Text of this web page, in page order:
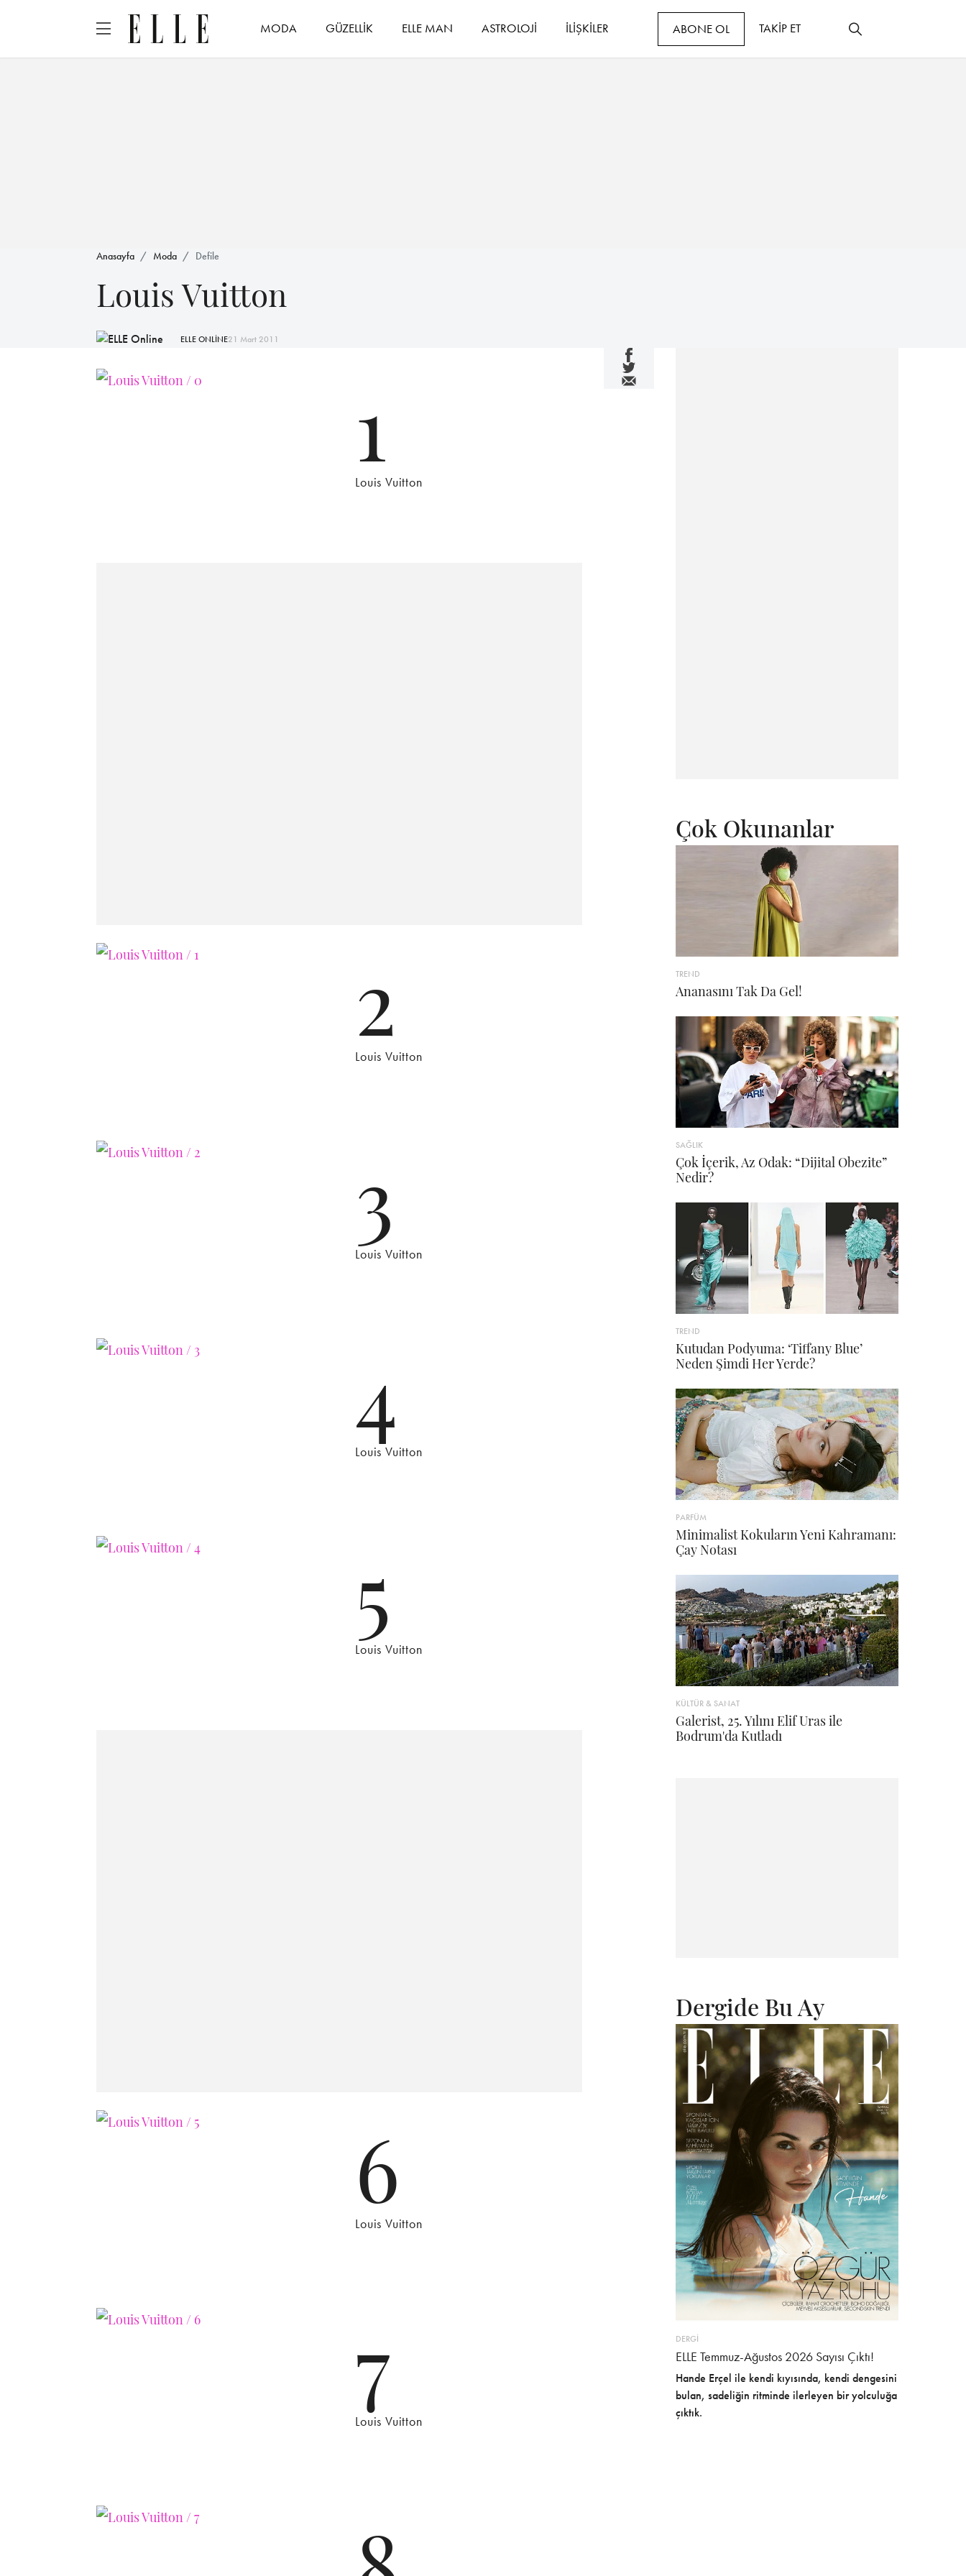
MODA GÜZELLİK ELLE MAN ASTROLOJİ İLİŞKİLER ABONE OL TAKİP ET
Anasayfa Moda Defile
Louis Vuitton
ELLE ONLİNE21 Mart 2011
1
Louis Vuitton
2
Louis Vuitton
3
Louis Vuitton
4
Louis Vuitton
5
Louis Vuitton
6
Louis Vuitton
7
Louis Vuitton
Çok Okunanlar
TREND
Ananasını Tak Da Gel!
SAĞLIK
Çok İçerik, Az Odak: “Dijital Obezite”
Nedir?
TREND
Kutudan Podyuma: ‘Tiffany Blue’
Neden Şimdi Her Yerde?
PARFÜM
Minimalist Kokuların Yeni Kahramanı:
Çay Notası
KÜLTÜR & SANAT
Galerist, 25. Yılını Elif Uras ile
Bodrum'da Kutladı
Dergide Bu Ay
DERGİ
ELLE Temmuz-Ağustos 2026 Sayısı Çıktı!
Hande Erçel ile kendi kıyısında, kendi dengesini
bulan, sadeliğin ritminde ilerleyen bir yolculuğa
çıktık.